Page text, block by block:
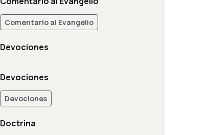
Comentario al Evangelio
Devociones
Devociones
Devociones
Doctrina